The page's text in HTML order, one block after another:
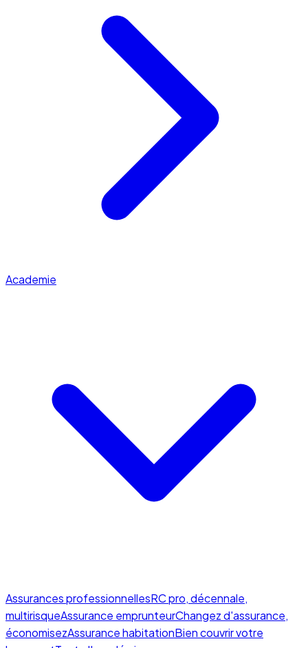
Academie
Assurances professionnellesRC pro, décennale,
multirisqueAssurance emprunteurChangez d'assurance,
économisezAssurance habitationBien couvrir votre